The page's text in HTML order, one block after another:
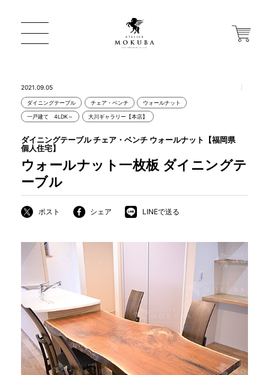
ONLINE STORE
一枚板 ATELIER MOKUBA HOME
MOKUBA について
商品情報
直営店
イベント
2021.09.05
ダイニングテーブル チェア・ベンチ ウォールナット
一戸建て 4LDK～ 大川ギャラリー【本店】
ウォールナット一枚板 ダイニングテ
ーブル
ダイニングテーブル チェア・ベンチ ウォールナット【福岡県
個人住宅】
ポスト シェア LINEで送る